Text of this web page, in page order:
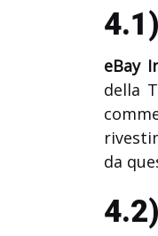
eBay
della
da